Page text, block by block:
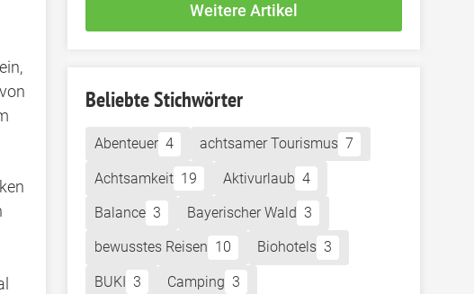
Weitere Artikel
Beliebte Stichwörter
Abenteuer 4 achtsamer Tourismus 7
Achtsamkeit 19 Aktivurlaub 4
Balance 3 Bayerischer Wald 3
bewusstes Reisen 10 Biohotels 3
BUKI 3 Camping 3